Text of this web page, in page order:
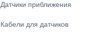
Датчики приближения
Кабели для датчиков